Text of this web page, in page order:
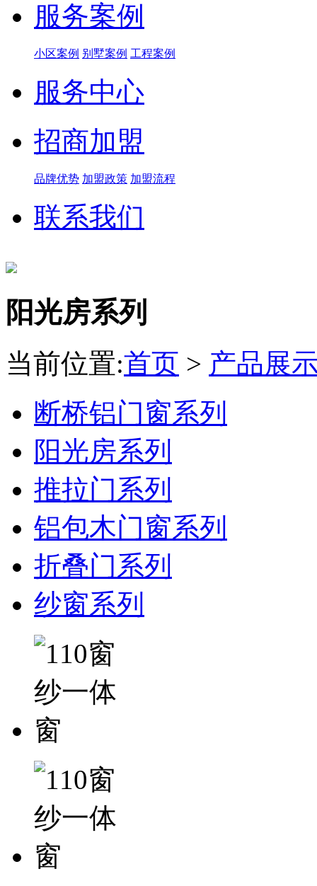
服务案例
小区案例 别墅案例 工程案例
服务中心
招商加盟
品牌优势 加盟政策 加盟流程
联系我们
阳光房系列
当前位置:首页 > 产品展
断桥铝门窗系列
阳光房系列
推拉门系列
铝包木门窗系列
折叠门系列
纱窗系列